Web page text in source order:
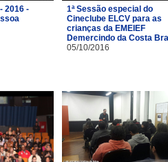
2016 -
1ª Sessão especial do
Cineclube ELCV para as
crianças da EMEIEF
Demercindo da Costa
05/10/2016